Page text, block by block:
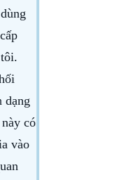
dạng
có
vào